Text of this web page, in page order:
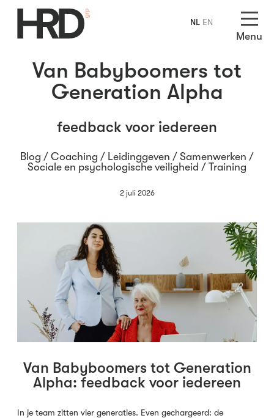
Menu
Van Babyboomers tot
Generation Alpha
feedback voor iedereen
Blog / Coaching / Leidinggeven / Samenwerken /
Sociale en psychologische veiligheid / Training
2 juli 2026
Van Babyboomers tot Generation
Alpha: feedback voor iedereen
In je team zitten vier generaties. Even gechargeerd: de
NL EN